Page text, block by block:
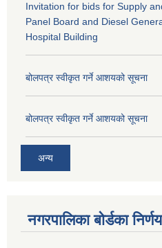
Invitation for bids for Supply
Panel Board and Diesel
Hospital Building
बोलपत्र स्वीकृत गर्ने आशयको सूचना
बोलपत्र स्वीकृत गर्ने आशयको सूचना
अन्य
नगरपालिका बोर्डका